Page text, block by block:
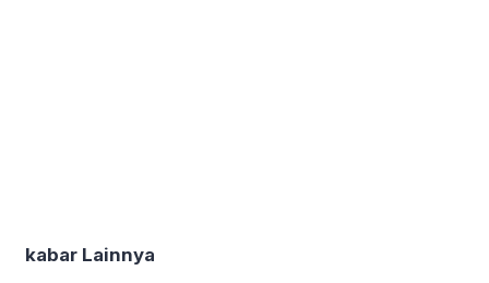
kabar Lainnya